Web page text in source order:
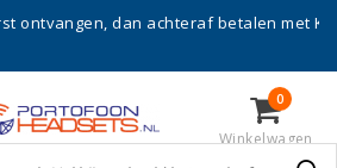
dan achteraf betalen met Klarna!
0
Winkelwagen